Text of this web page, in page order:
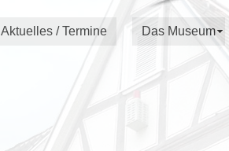
Aktuelles / Termine Das Museum